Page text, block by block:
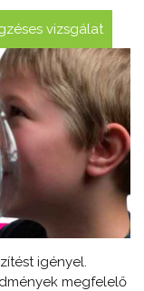
vizsgálat
igényel.
megfelelő